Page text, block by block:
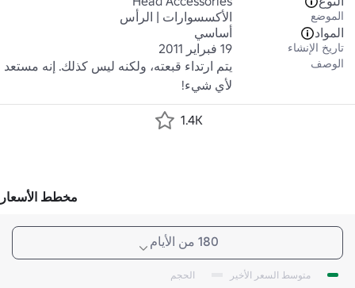
الموضع
الأكسسوارات | الرأس
المواد
أساسي
تاريخ الإنشاء 19 فبراير 2011
الوصف
لأي شيء!
1.4K
مخطط الأسعار
180 من الأيام
متوسط السعر الأخير الحجم